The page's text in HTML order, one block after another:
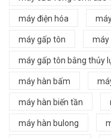
máy điện hóa
máy gấp tôn máy
máy gấp tôn bằng thủy
máy hàn bấm
máy hàn biến tần
máy hàn bulong